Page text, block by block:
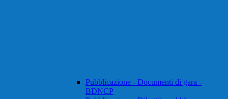
Pubblicazione - Documenti di gara -
BDNCP